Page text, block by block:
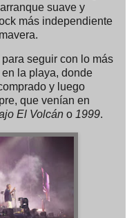
suave y
más independiente
seguir con lo más
la playa, donde
y luego
que venían en
El Volcán o 1999.